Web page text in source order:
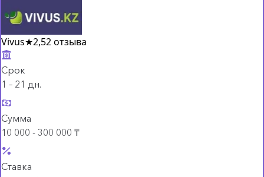
Vivus★2,52 отзыва
Срок
1 – 21 дн.
Сумма
10 000 - 300 000 ₸
Ставка